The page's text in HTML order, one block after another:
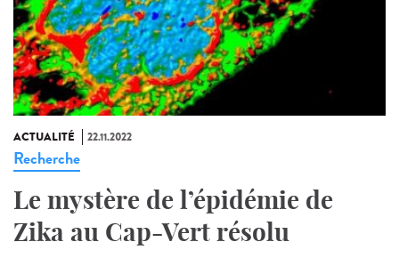
ACTUALITÉ 22.11.2022
Recherche
Le mystère de l’épidémie de
Zika au Cap-Vert résolu